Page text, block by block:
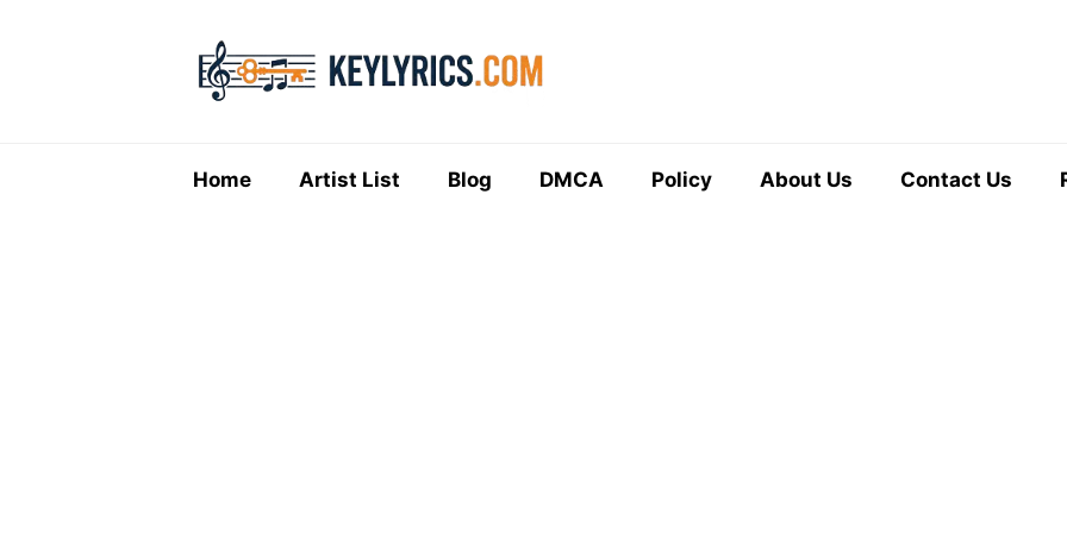
Home Artist List Blog DMCA Policy About Us Contact Us